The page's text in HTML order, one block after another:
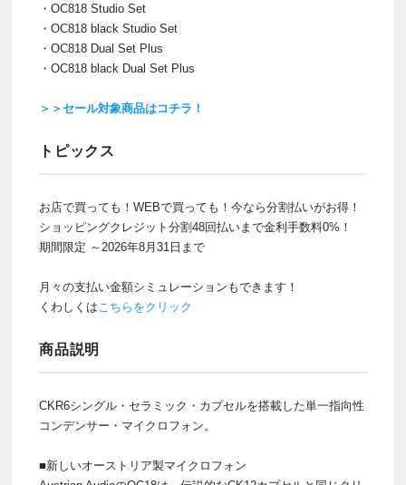
・OC818 Studio Set
・OC818 black Studio Set
・OC818 Dual Set Plus
・OC818 black Dual Set Plus
＞＞セール対象商品はコチラ！
トピックス
お店で買っても！WEBで買っても！今なら分割払いがお得！
ショッピングクレジット分割48回払いまで金利手数料0%！
期間限定 ～2026年8月31日まで
月々の支払い金額シミュレーションもできます！
くわしくはこちらをクリック
商品説明
CKR6シングル・セラミック・カプセルを搭載した単一指向性
コンデンサー・マイクロフォン。
■新しいオーストリア製マイクロフォン